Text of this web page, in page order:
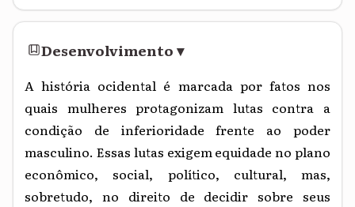
Desenvolvimento▾
A história ocidental é marcada por fatos nos
quais mulheres protagonizam lutas contra a
condição de inferioridade frente ao poder
masculino. Essas lutas exigem equidade no plano
econômico, social, político, cultural, mas,
sobretudo, no direito de decidir sobre seus